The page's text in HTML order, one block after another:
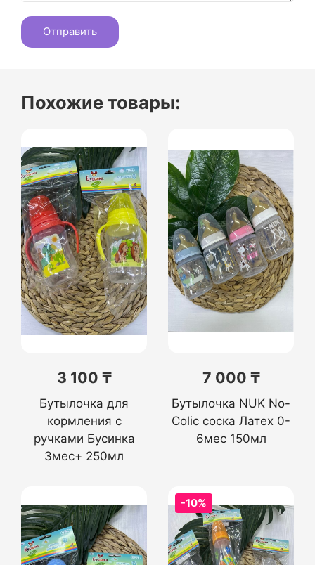
Похожие товары:
3 100 ₸
Бутылочка для
кормления с
ручками Бусинка
3мес+ 250мл
7 000 ₸
Бутылочка NUK No-
Colic соска Латех 0-
6мес 150мл
-10%